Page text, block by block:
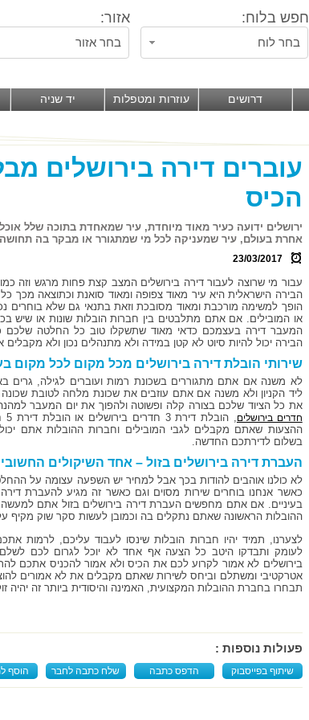
חפש בלוח: אזור:
בחר לוח בחר אזור
דרושים עוזרות ומטפלות יד שניה
עוברים דירה בירושלים
הכיס
ירושלים ידועה כעיר מאוד מיוחדת, עיר שמאחדת בתוכה שלל
אחרת בעולם, עיר שמעניקה לכל מי שמתגורר או מבקר בה
23/03/2017
עבור מי שרוצה לעבור דירה בירושלים המצב קצת פחות מרגש וזה
הבירה הישראלית היא עיר מאוד צפופה ומאוד סואנת וכתוצאה מכך
הופך למשימה מורכבת ומאוד מסובכת וזאת בתנאי גם שלא בוחרים
או המובילים. אם אתם מתלבטים בין חברות הובלות שונות או
המעבר דירה בעצמכם כדאי מאוד שתשקלו טוב כל החלטה שלכם
הבירה יכול להיות סיוט לא קטן במידה ולא מתנהלים נכון ולא
שירותי הובלת דירה בירושלים מכל מקום לכל מקום
לא משנה אם אתם מתגוררים בשכונת רמות ועוברים לגילה, גרים
ליד הקניון ולא משנה אם אתם עוזבים את שכונת מלחה לטובת שכונה
את כל הציוד שלכם בצורה קלה ופשוטה ולהפוך את יום המעבר
חדרים בירושלים
ההצעות שאתם מקבלים לגבי המובילים וחברות ההובלות אתם
בשלום לדירתכם החדשה.
העברת דירה בירושלים בזול – אחד השיקולים
לא כולנו אוהבים להודות בכך אבל למחיר יש השפעה עצומה על
כאשר אנחנו בוחרים שירות מסוים וגם כאשר זה מגיע להעברת
בעיניים. אם אתם מחפשים העברת דירה בירושלים בזול אתם
ההובלות הראשונה שאתם נתקלים בה וכמובן לעשות סקר שוק מקיף
לצערנו, תמיד יהיו חברות הובלות שינסו לעבוד עליכם, לרמות
לעומק ותבדקו היטב כל הצעה אף אחד לא יוכל לגרום לכם
בירושלים לא אמור לקרוע לכם את הכיס ולא אמור להכניס אתכם
אטרקטיבי ומשתלם וביחס לשירות שאתם מקבלים את לא אמורים
תבחרו בחברת ההובלות המקצועית, האמינה והיסודית ביותר זה יהיה
פעולות נוספות :
שיתוף בפייסבוק הדפס כתבה שלח כתבה לחבר הוסף